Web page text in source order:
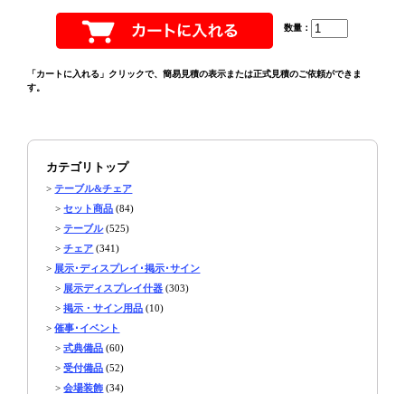
数量：
「カートに入れる」クリックで、簡易見積の表示または正式見積のご依頼ができま
す。
カテゴリトップ
>テーブル&チェア
>セット商品 (84)
>テーブル(525)
>チェア (341)
> 展示･ディスプレイ･掲示･サイン
> 展示ディスプレイ什器 (303)
>掲示・サイン用品 (10)
>催事･イベント
>式典備品 (60)
>受付備品 (52)
>会場装飾 (34)